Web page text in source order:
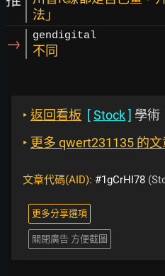
法」
→ gendigital
不同
‣ 返回看板 [Stock] 學術
‣ 更多 qwert231135 的文
文章代碼(AID): #1gCrHI78
更多分享選項
關閉廣告 方便截圖